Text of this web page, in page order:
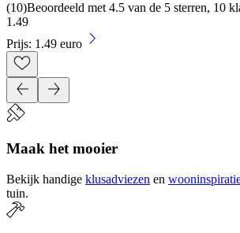
(10)Beoordeeld met 4.5 van de 5 sterren, 10
1 .49
Prijs: 1.49 euro
Maak het mooier
Bekijk handige klusadviezen en
tuin.